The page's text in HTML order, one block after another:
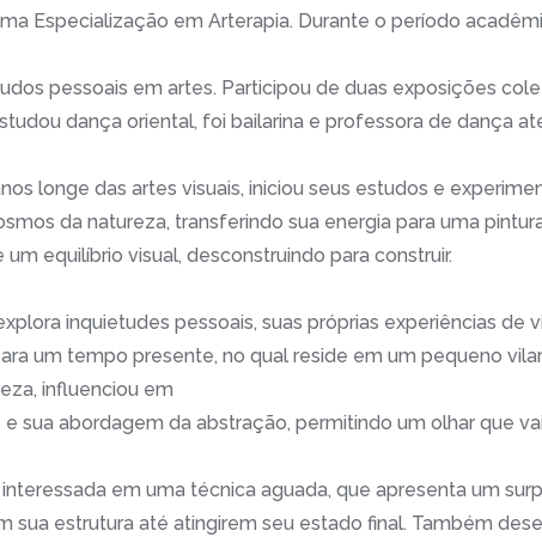
Especialização em Arterapia. Durante o período
pessoais em artes. Participou de duas exposições
dança oriental, foi bailarina e professora de dança
longe das artes visuais, iniciou seus estudos e
da natureza, transferindo sua energia para uma
um equilíbrio visual, desconstruindo para construir.
inquietudes pessoais, suas próprias experiências
um tempo presente, no qual reside em um pequeno
influenciou em
sua abordagem da abstração, permitindo um olhar que
em uma técnica aguada, que apresenta um
sua estrutura até atingirem seu estado final. Também